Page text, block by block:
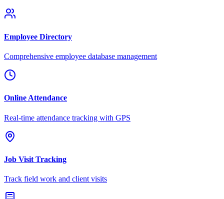
Employee Directory
Comprehensive employee database management
Online Attendance
Real-time attendance tracking with GPS
Job Visit Tracking
Track field work and client visits